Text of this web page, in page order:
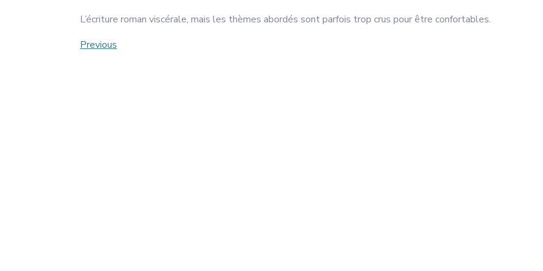
L’écriture roman viscérale, mais les thèmes abordés sont parfois trop crus pour être confortables.
Post
Previous
Previous